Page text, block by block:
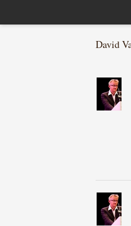
David